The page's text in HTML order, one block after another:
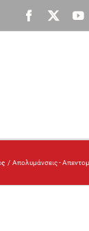
Facebook
X
Απολυμάνσεις -